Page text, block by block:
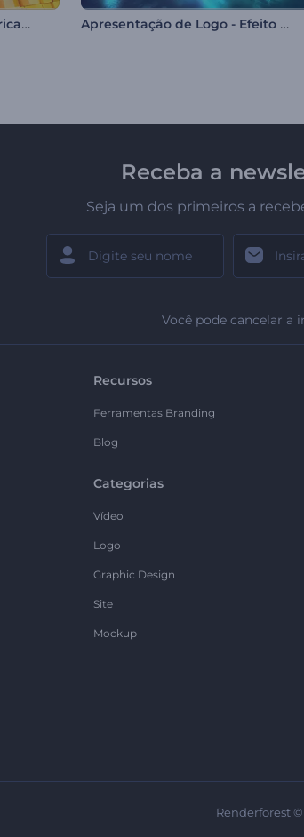
Intro com Formas Geométricas Limpas Apresentação de Logo - Efeito Glitch Colorido
Receba a
Seja um dos primeiros a
Você pode cancelar a
Recursos
Ferramentas Branding
Blog
Categorias
Vídeo
Logo
Graphic Design
Site
Mockup
Renderforest ©